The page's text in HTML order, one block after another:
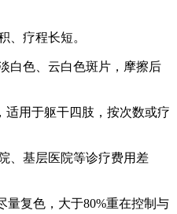
、疗程长短。
白色、云白色斑片，摩擦后
适用于躯干四肢，按次数或疗
、基层医院等诊疗费用差
量复色，大于80%重在控制与